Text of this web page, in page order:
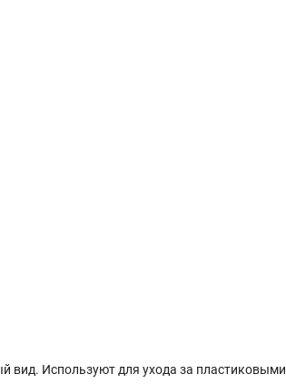
вид. Используют для ухода за